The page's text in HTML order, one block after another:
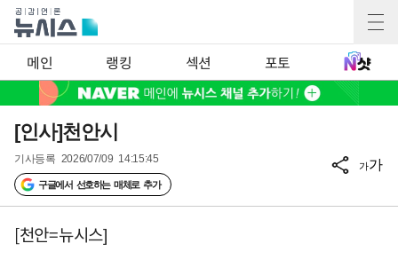
메인 랭킹 섹션 포토
[인사]천안시
기사등록 2026/07/09 14:15:45
구글에서 선호하는 매체로 추가
가가
[천안=뉴시스]